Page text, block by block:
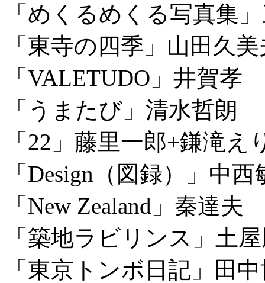
「めくるめくる写真集
「東寺の四季」山田久
「VALETUDO」井賀孝
「うまたび」清水哲朗
「22」藤里一郎+鎌滝え
「Design（図録）」中西
「New Zealand」秦達夫
「築地ラビリンス」土
「東京トンボ日記」田